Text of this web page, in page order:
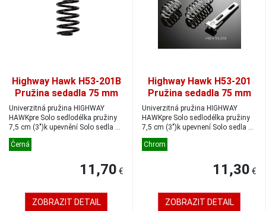
Highway Hawk H53-201B
Pružina sedadla 75 mm
čierna 1ks
Univerzitná pružina HIGHWAY
HAWKpre Solo sedlodélka pružiny
7,5 cm (3")k upevnění Solo sedla sú
potř...
Černá
11,70 €
ZOBRAZIT DETAIL
Highway Hawk H53-201
Pružina sedadla 75 mm
chróm 1ks
Univerzitná pružina HIGHWAY
HAWKpre Solo sedlodélka pružiny
7,5 cm (3")k upevnení Solo sedla sú
potř...
Chrom
11,30 €
ZOBRAZIT DETAIL